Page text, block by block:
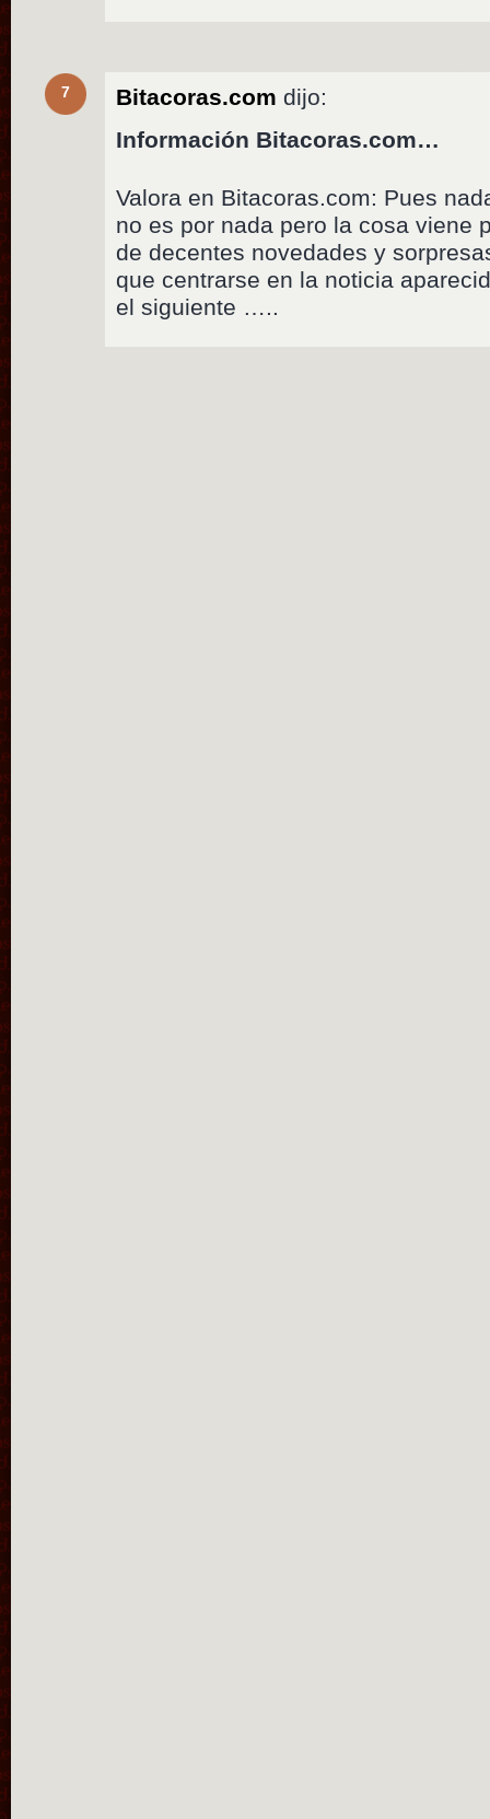
7 Bitacoras.com dijo:
Información Bitacoras.com…
Valora en Bitacoras.com: Pues
no es por nada pero la cosa viene
de decentes novedades y
que centrarse en la noticia
el siguiente …..